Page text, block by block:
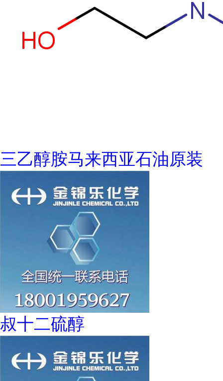
三乙醇胺马来西亚石油原装
叔十二硫醇